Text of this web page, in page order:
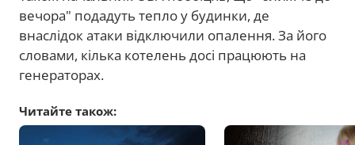
вечора" подадуть тепло у будинки, де
внаслідок атаки відключили опалення. За його
словами, кілька котелень досі працюють на
генераторах.
Читайте також: